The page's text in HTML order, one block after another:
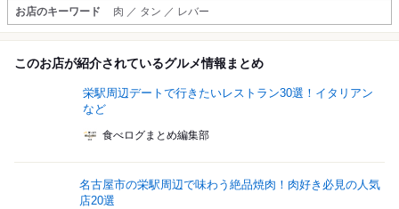
お店のキーワード 肉 ／ タン ／ レバー
このお店が紹介されているグルメ情報まとめ
栄駅周辺デートで行きたいレストラン30選！イタリアン
など
食べログまとめ編集部
名古屋市の栄駅周辺で味わう絶品焼肉！肉好き必見の人気
店20選